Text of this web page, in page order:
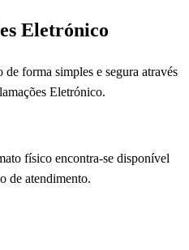
Eletrónico
de forma simples e segura através
Eletrónico.
físico encontra-se disponível
de atendimento.